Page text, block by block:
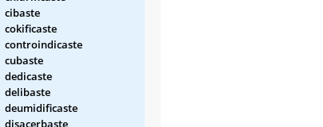
cibaste
cokificaste
controindicaste
cubaste
dedicaste
delibaste
deumidificaste
disacerbaste